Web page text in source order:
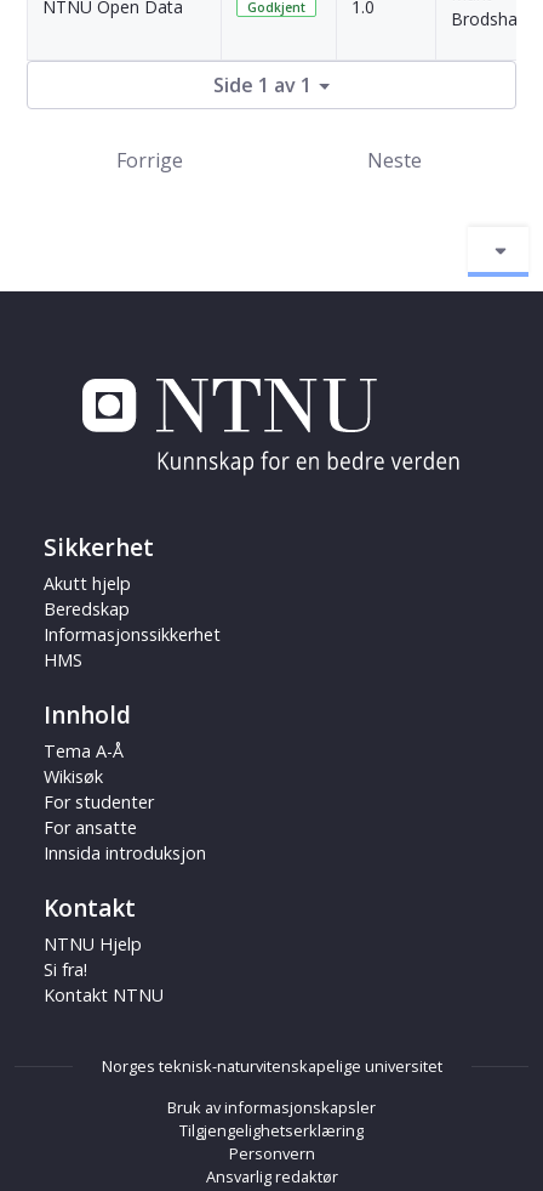
NTNU Open Data Godkjent 1.0
Brodshaug
Side 1 av 1
Forrige Neste
Sikkerhet
Akutt hjelp
Beredskap
Informasjonssikkerhet
HMS
Innhold
Tema A-Å
Wikisøk
For studenter
For ansatte
Innsida introduksjon
Kontakt
NTNU Hjelp
Si fra!
Kontakt NTNU
Norges teknisk-naturvitenskapelige universitet
Bruk av informasjonskapsler
Tilgjengelighetserklæring
Personvern
Ansvarlig redaktør